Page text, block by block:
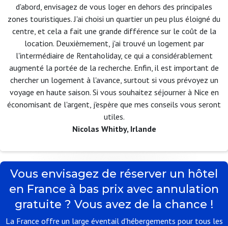
d'abord, envisagez de vous loger en dehors des principales
zones touristiques. J'ai choisi un quartier un peu plus éloigné du
centre, et cela a fait une grande différence sur le coût de la
location. Deuxièmement, j'ai trouvé un logement par
l'intermédiaire de Rentaholiday, ce qui a considérablement
augmenté la portée de la recherche. Enfin, il est important de
chercher un logement à l'avance, surtout si vous prévoyez un
voyage en haute saison. Si vous souhaitez séjourner à Nice en
économisant de l'argent, j'espère que mes conseils vous seront
utiles.
Nicolas Whitby, Irlande
Vous envisagez de réserver un hôtel
en France à bas prix avec annulation
gratuite ? Vous avez de la chance !
La France offre un large éventail d'hébergements pour tous les